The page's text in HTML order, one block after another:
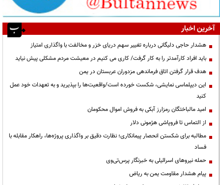
آخرین اخبار
هشدار حاجی دلیگانی درباره تغییر سهم دریای خزر و مخالفت با واگذاری امتیاز
باید افراد کارآمدتر را به کار گرفت/ کاری می کنیم در معیشت مردم مشکلی پیش نیاید
هدف قرار گرفتن اتاق‌ فرماندهی مزدوران عربستان در یمن
این دیپلماسی نمایشی، شکست خورده است/واقعیت‌ها را بپذیرید و به تعهدات خود عمل
کنید
امید مالباختگان رمزارز آبکی به فروش اموال محکومان
از التماس تا فروپاشی هژمونی دلار
مطالبه برای شکستن انحصار پیمانکاری؛ نظارت دقیق بر واگذاری پروژه‌ها، راهکار مقابله با
فساد
حمله نیروهای اسرائیلی به خبرنگار پرس‌تی‌وی
پیام هشدار مقاومت یمن به ریاض